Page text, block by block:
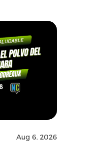
Aug 6, 2026